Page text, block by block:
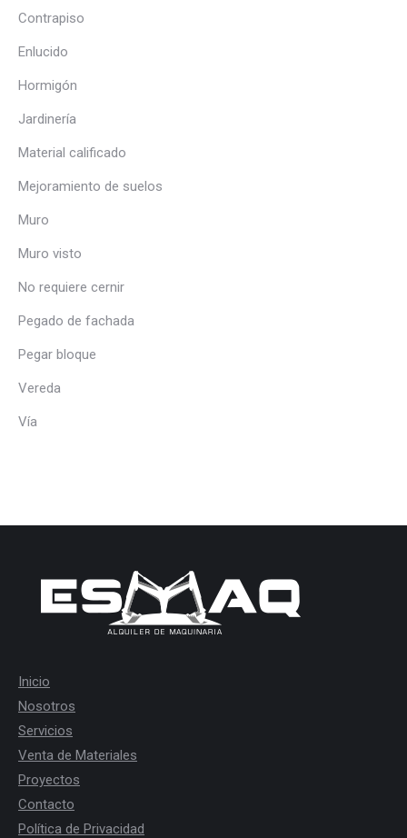
Contrapiso
Enlucido
Hormigón
Jardinería
Material calificado
Mejoramiento de suelos
Muro
Muro visto
No requiere cernir
Pegado de fachada
Pegar bloque
Vereda
Vía
Inicio
Nosotros
Servicios
Venta de Materiales
Proyectos
Contacto
Política de Privacidad